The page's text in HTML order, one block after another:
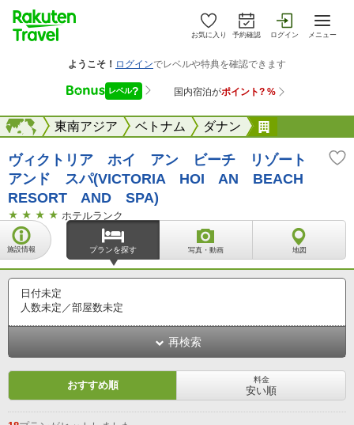
お気に入り 予約確認 ログイン メニュー
海外東南アジア ベトナム ダナン
海外
ヴィクトリア ホイ アン ビーチ リゾート
アンド スパ(VICTORIA HOI AN BEACH
RESORT AND SPA)
ホテルランク
施設情報 プランを探す 写真・動画 地図
日付未定
人数未定／部屋数未定
再検索
おすすめ順 料金
安い順